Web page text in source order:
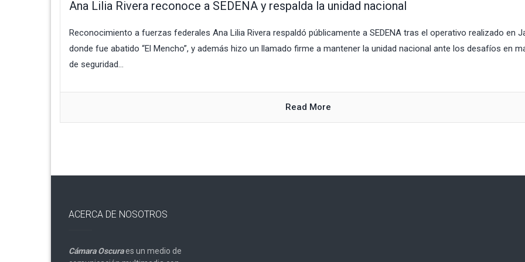
Ana Lilia Rivera reconoce a SEDENA y respalda la unidad nacional
Reconocimiento a fuerzas federales Ana Lilia Rivera respaldó públicamente a SEDENA tras el operativo realizado en
donde fue abatido “El Mencho”, y además hizo un llamado firme a mantener la unidad nacional ante los desafíos en
de seguridad...
Read More
ACERCA DE NOSOTROS
Cámara Oscuraes un medio de